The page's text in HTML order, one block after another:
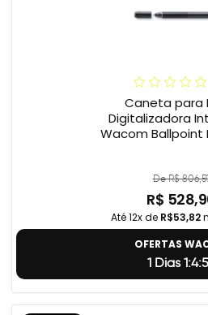
Caneta para
Digitalizadora
Wacom Ballpoint
De R$
R$
Até 12x de R$53,82
OFERTAS
1 Dias